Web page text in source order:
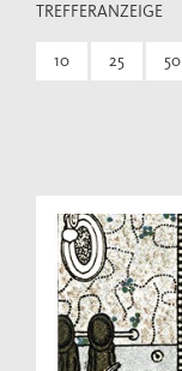
TREFFERANZEIGE
10 25 50